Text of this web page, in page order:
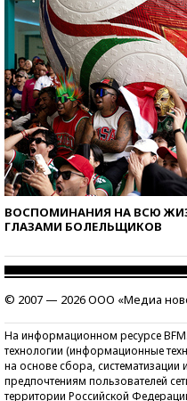
ВОСПОМИНАНИЯ НА ВСЮ
ГЛАЗАМИ БОЛЕЛЬЩИКОВ
© 2007 — 2026 ООО «Медиа
На информационном ресурсе
технологии (информационные
на основе сбора, систематизации
предпочтениям пользователей
территории Российской